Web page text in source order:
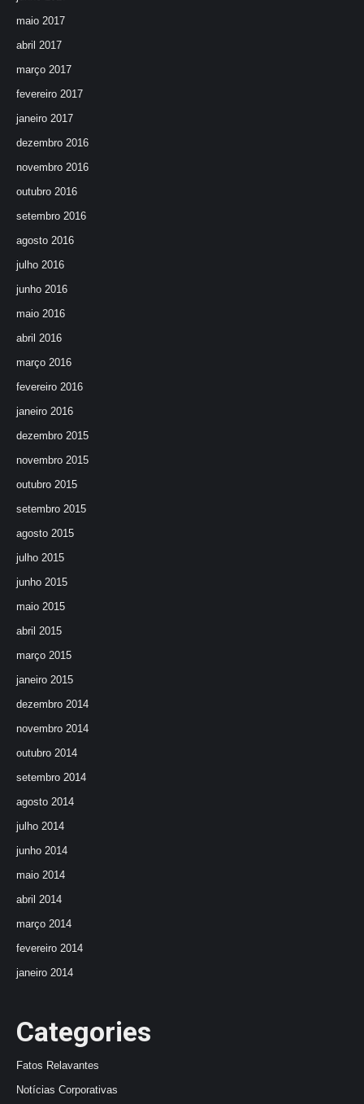
maio 2017
abril 2017
março 2017
fevereiro 2017
janeiro 2017
dezembro 2016
novembro 2016
outubro 2016
setembro 2016
agosto 2016
julho 2016
junho 2016
maio 2016
abril 2016
março 2016
fevereiro 2016
janeiro 2016
dezembro 2015
novembro 2015
outubro 2015
setembro 2015
agosto 2015
julho 2015
junho 2015
maio 2015
abril 2015
março 2015
janeiro 2015
dezembro 2014
novembro 2014
outubro 2014
setembro 2014
agosto 2014
julho 2014
junho 2014
maio 2014
abril 2014
março 2014
fevereiro 2014
janeiro 2014
Categories
Fatos Relavantes
Notícias Corporativas